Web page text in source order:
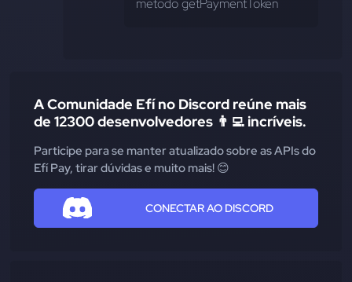
metodo getPaymentToken
A Comunidade Efí no Discord reúne mais
de 12300 desenvolvedores 👨‍💻 incríveis.
Participe para se manter atualizado sobre as APIs do
Efí Pay, tirar dúvidas e muito mais! 😊
CONECTAR AO DISCORD